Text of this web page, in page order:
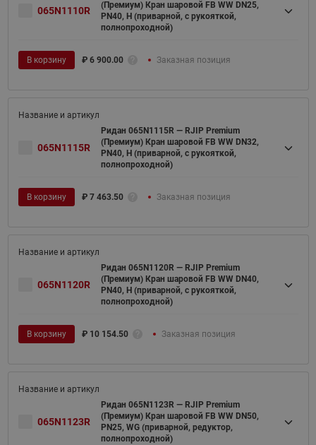
065N1110R
(Премиум) Кран шаровой FB WW DN25,
PN40, H (приварной, с рукояткой,
полнопроходной)
В корзину ₽ 6 900.00 Заказная позиция
065N1115R
Ридан 065N1115R — RJIP Premium
(Премиум) Кран шаровой FB WW DN32,
PN40, H (приварной, с рукояткой,
полнопроходной)
В корзину ₽ 7 463.50 Заказная позиция
065N1120R
Ридан 065N1120R — RJIP Premium
(Премиум) Кран шаровой FB WW DN40,
PN40, H (приварной, с рукояткой,
полнопроходной)
В корзину ₽ 10 154.50 Заказная позиция
065N1123R
Ридан 065N1123R — RJIP Premium
(Премиум) Кран шаровой FB WW DN50,
PN25, WG (приварной, редуктор,
полнопроходной)